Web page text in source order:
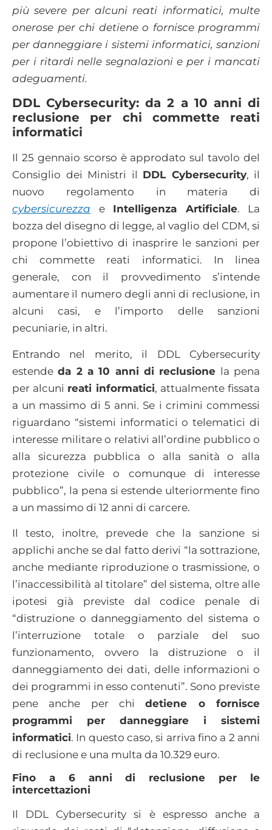
più severe per alcuni reati informatici, multe
onerose per chi detiene o fornisce programmi
per danneggiare i sistemi informatici, sanzioni
per i ritardi nelle segnalazioni e per i mancati
adeguamenti.
DDL Cybersecurity: da 2 a 10 anni di
reclusione per chi commette reati
informatici
Il 25 gennaio scorso è approdato sul tavolo del
Consiglio dei Ministri il DDL Cybersecurity, il
nuovo regolamento in materia di
cybersicurezza e Intelligenza Artificiale. La
bozza del disegno di legge, al vaglio del CDM, si
propone l’obiettivo di inasprire le sanzioni per
chi commette reati informatici. In linea
generale, con il provvedimento s’intende
aumentare il numero degli anni di reclusione, in
alcuni casi, e l’importo delle sanzioni
pecuniarie, in altri.
Entrando nel merito, il DDL Cybersecurity
estendeda 2 a 10 anni di reclusione la pena
per alcuni reati informatici, attualmente fissata
a un massimo di 5 anni. Se i crimini commessi
riguardano “sistemi informatici o telematici di
interesse militare o relativi all’ordine pubblico o
alla sicurezza pubblica o alla sanità o alla
protezione civile o comunque di interesse
pubblico”, la pena si estende ulteriormente fino
a un massimo di 12 anni di carcere.
Il testo, inoltre, prevede che la sanzione si
applichi anche se dal fatto derivi “la sottrazione,
anche mediante riproduzione o trasmissione, o
l’inaccessibilità al titolare” del sistema, oltre alle
ipotesi già previste dal codice penale di
“distruzione o danneggiamento del sistema o
l’interruzione totale o parziale del suo
funzionamento, ovvero la distruzione o il
danneggiamento dei dati, delle informazioni o
dei programmi in esso contenuti”. Sono previste
pene anche per chidetiene o fornisce
programmi per danneggiare i sistemi
informatici. In questo caso, si arriva fino a 2 anni
di reclusione e una multa da 10.329 euro.
Fino a 6 anni di reclusione per le
intercettazioni
Il DDL Cybersecurity si è espresso anche a